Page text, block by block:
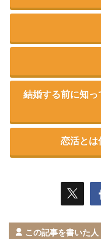
結婚する前に知
恋活とは
この記事を書いた人